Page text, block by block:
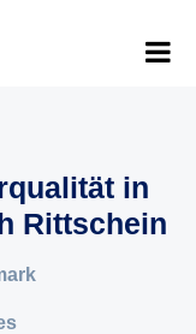
in
Rittschein